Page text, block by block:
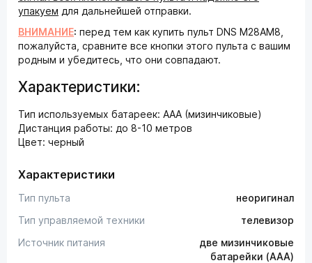
упакуем для дальнейшей отправки.
ВНИМАНИЕ: перед тем как купить пульт DNS M28AM8,
пожалуйста, сравните все кнопки этого пульта с вашим
родным и убедитесь, что они совпадают.
Характеристики:
Тип используемых батареек: AAA (мизинчиковые)
Дистанция работы: до 8-10 метров
Цвет: черный
Характеристики
Тип пульта
неоригинал
Тип управляемой техники
телевизор
Источник питания
две мизинчиковые
батарейки (AAA)